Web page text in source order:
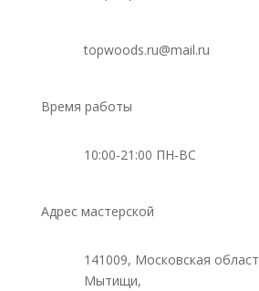
topwoods.ru@mail.ru
Время работы
10:00-21:00 ПН-ВС
Адрес мастерской
141009, Московская
Мытищи,